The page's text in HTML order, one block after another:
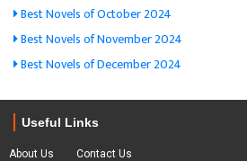
Best Novels of October 2024
Best Novels of November 2024
Best Novels of December 2024
Useful Links
About Us Contact Us